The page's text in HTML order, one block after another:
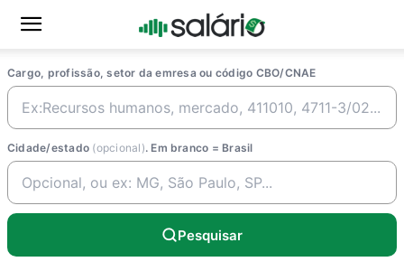
Cargo, profissão, setor da emresa ou código CBO/CNAE
Cidade/estado (opcional). Em branco = Brasil
Pesquisar